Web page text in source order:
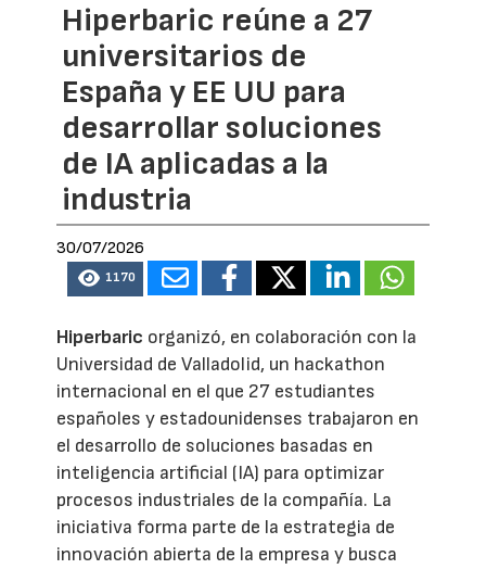
Hiperbaric reúne a 27
universitarios de
España y EE UU para
desarrollar soluciones
de IA aplicadas a la
industria
30/07/2026
1170
Hiperbaric organizó, en colaboración con la
Universidad de Valladolid, un hackathon
internacional en el que 27 estudiantes
españoles y estadounidenses trabajaron en
el desarrollo de soluciones basadas en
inteligencia artificial (IA) para optimizar
procesos industriales de la compañía. La
iniciativa forma parte de la estrategia de
innovación abierta de la empresa y busca